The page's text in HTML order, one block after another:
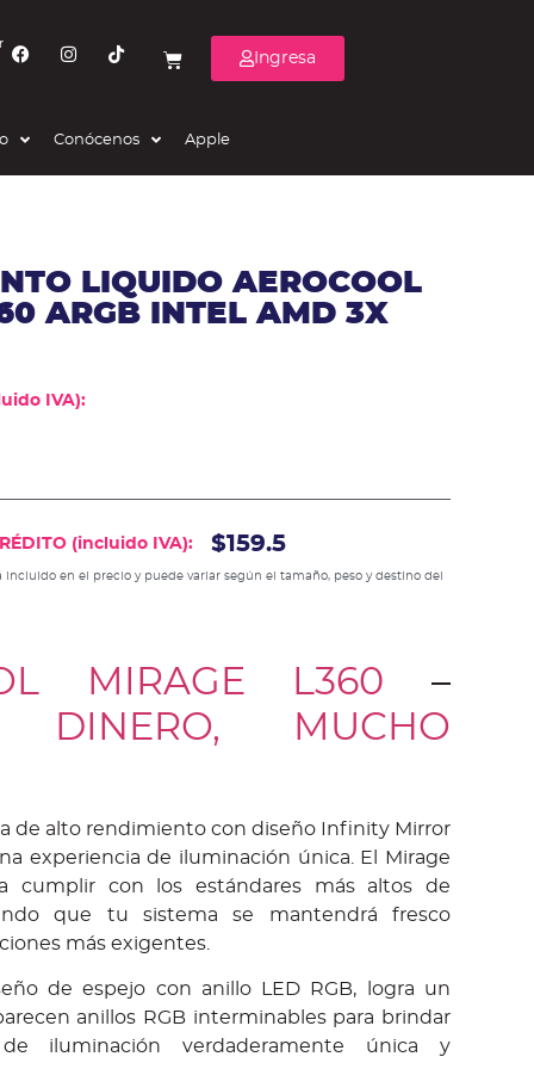
Ingresa
Conócenos Apple
LIQUIDO AEROCOOL
ARGB INTEL AMD 3X
IVA):
(incluido IVA): $159.5
incluido en el precio y puede variar según el tamaño, peso y destino del
MIRAGE L360 –
DINERO, MUCHO
de alto rendimiento con diseño Infinity Mirror
experiencia de iluminación única. El Mirage
cumplir con los estándares más altos de
que tu sistema se mantendrá fresco
más exigentes.
de espejo con anillo LED RGB, logra un
anillos RGB interminables para brindar
iluminación verdaderamente única y